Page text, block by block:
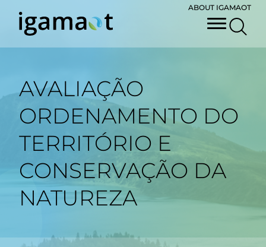
ABOUT IGAMAOT
AVALIAÇÃO
ORDENAMENTO DO
TERRITÓRIO E
CONSERVAÇÃO DA
NATUREZA